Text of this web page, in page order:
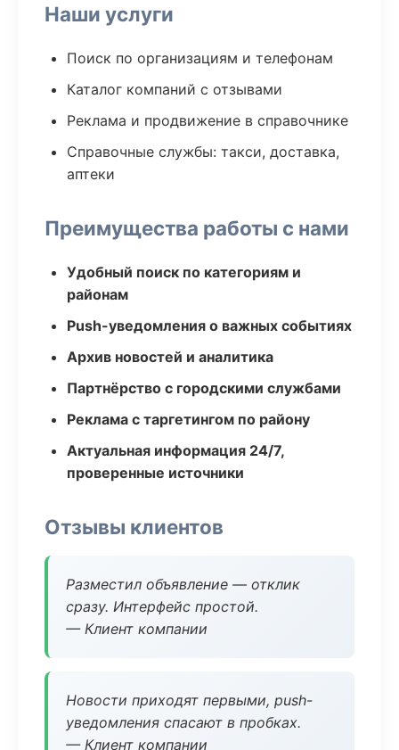
Наши услуги
Поиск по организациям и телефонам
Каталог компаний с отзывами
Реклама и продвижение в справочнике
Справочные службы: такси, доставка,
аптеки
Преимущества работы с нами
Удобный поиск по категориям и
районам
Push-уведомления о важных событиях
Архив новостей и аналитика
Партнёрство с городскими службами
Реклама с таргетингом по району
Актуальная информация 24/7,
проверенные источники
Отзывы клиентов
Разместил объявление — отклик
сразу. Интерфейс простой.
— Клиент компании
Новости приходят первыми, push-
уведомления спасают в пробках.
— Клиент компании